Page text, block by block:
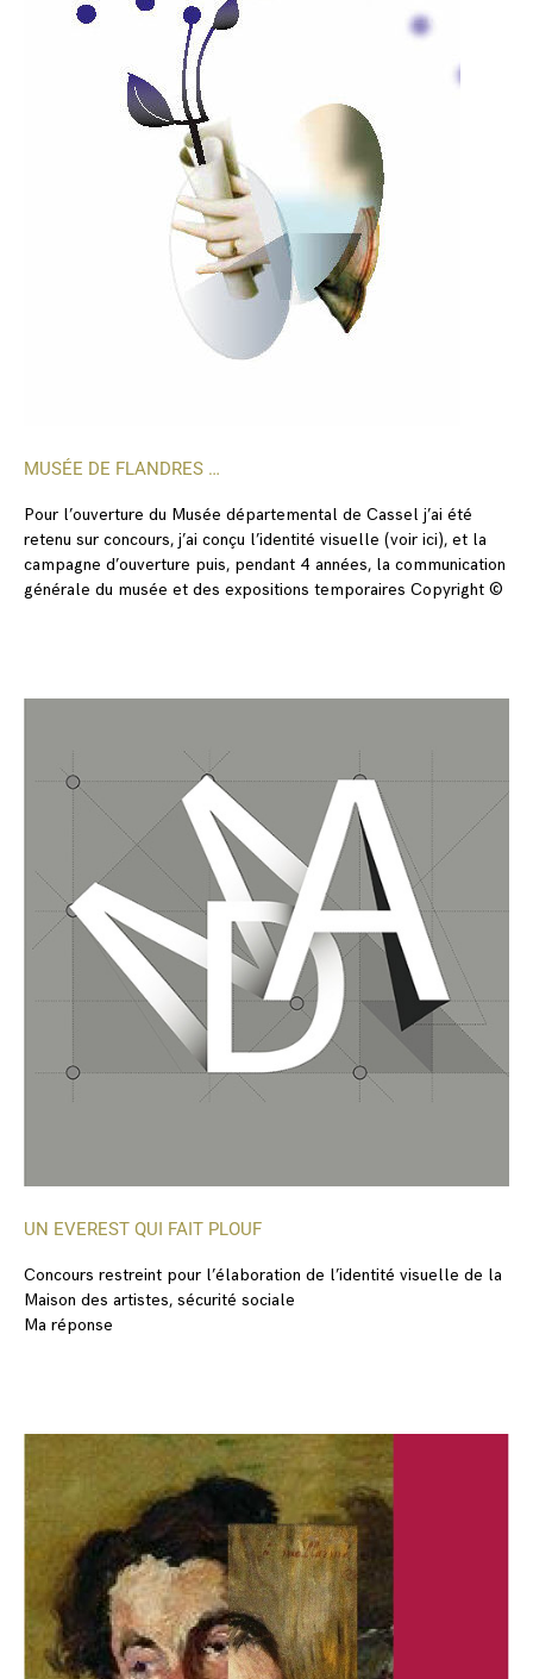
MUSÉE DE FLANDRES …
Pour l’ouverture du Musée départemental de Cassel j’ai été
retenu sur concours, j’ai conçu l’identité visuelle (voir ici), et la
campagne d’ouverture puis, pendant 4 années, la communication
générale du musée et des expositions temporaires Copyright ©
UN EVEREST QUI FAIT PLOUF
Concours restreint pour l’élaboration de l’identité visuelle de la
Maison des artistes, sécurité sociale
Ma réponse